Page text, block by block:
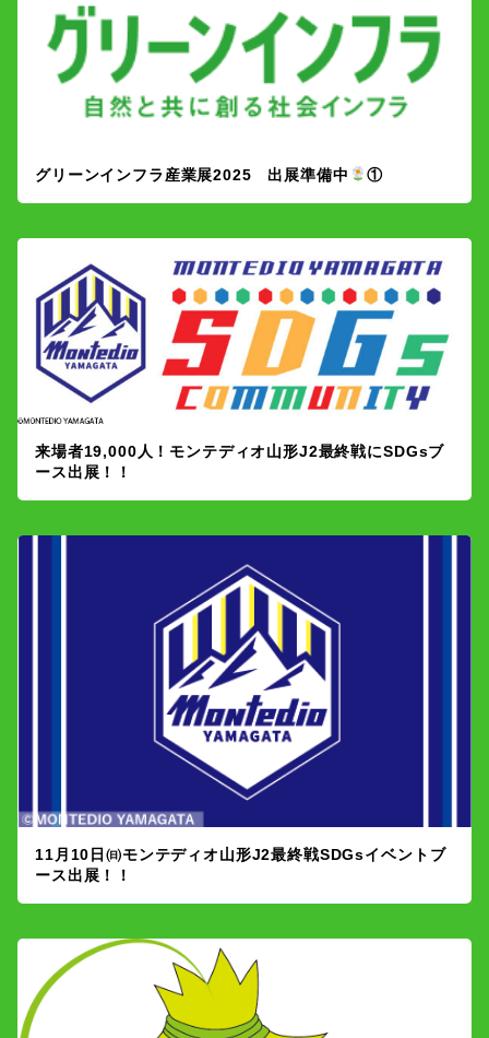
グリーンインフラ産業展2025 出展準備中 ①
来場者19,000人！モンテディオ山形J2最終戦にSDGsブ
ース出展！！
11月10日㈰モンテディオ山形J2最終戦SDGsイベントブ
ース出展！！